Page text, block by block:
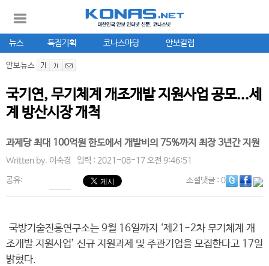
뉴스 특집기획 코나스마당 안보칼럼
안보뉴스
국기연, 무기체계 개조개발 지원사업 공모...세
계 방산시장 개척
과제당 최대 100억원 한도에서 개발비의 75%까지 최장 3년간 지원
Written by. 이숙경 입력 : 2021-08-17 오전 9:46:51
공유: 소셜댓글: 0
국방기술진흥연구소는 9월 16일까지 ‘제21-2차 무기체계 개
조개발 지원사업’ 신규 지원과제 및 주관기업을 모집한다고 17일
밝혔다.